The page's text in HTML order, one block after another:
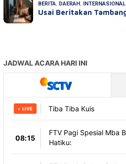
BERITA, DAERAH , INTERNASIONAL
Usai Beritakan